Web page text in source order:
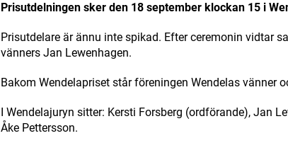
Prisutdelningen sker den 18 september klockan 15 i
Prisutdelare är ännu inte spikad. Efter ceremonin vidtar
vänners Jan Lewenhagen.
Bakom Wendelapriset står föreningen Wendelas vänner
I Wendelajuryn sitter: Kersti Forsberg (ordförande), Jan
Åke Pettersson.